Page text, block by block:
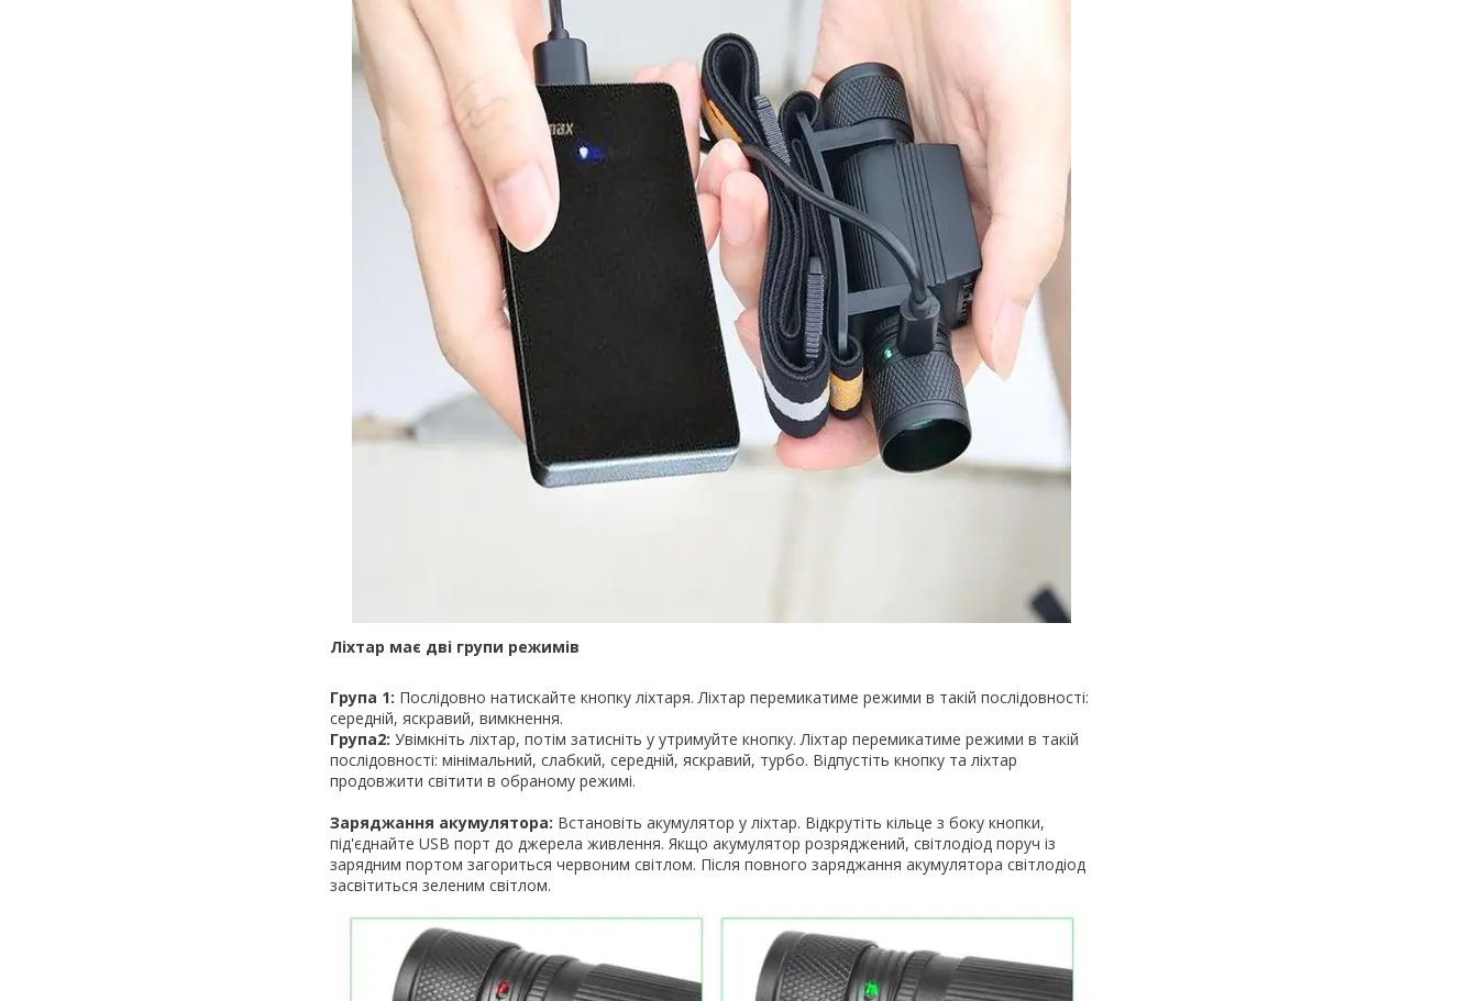
Ліхтар має дві групи режимів
Група 1: Послідовно натискайте кнопку ліхтаря. Ліхтар перемикатиме режими в такій послідовності:
середній, яскравий, вимкнення.
Група2: Увімкніть ліхтар, потім затисніть у утримуйте кнопку. Ліхтар перемикатиме режими в такій
послідовності: мінімальний, слабкий, середній, яскравий, турбо. Відпустіть кнопку та ліхтар
продовжити світити в обраному режимі.
Заряджання акумулятора: Встановіть акумулятор у ліхтар. Відкрутіть кільце з боку кнопки,
під'єднайте USB порт до джерела живлення. Якщо акумулятор розряджений, світлодіод поруч із
зарядним портом загориться червоним світлом. Після повного заряджання акумулятора світлодіод
засвітиться зеленим світлом.